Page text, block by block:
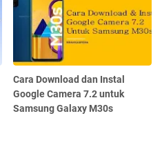
Cara Download dan Instal
Google Camera 7.2 untuk
Samsung Galaxy M30s